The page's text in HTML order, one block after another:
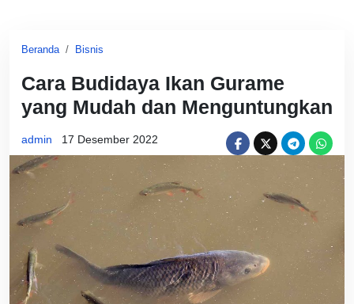
Beranda Bisnis
Cara Budidaya Ikan Gurame
yang Mudah dan Menguntungkan
admin 17 Desember 2022